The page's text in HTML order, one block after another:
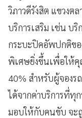
วิภาวดีรังสิต แขวงต
บริการเสริม เช่น บริ
กระบะปิคอัพปกติขอ
พิเศษยิ่งขึ้นเพื่อให้คุ
40% สำหรับผู้จองร
ได้จากค่าบริการที่ทุ
มอบให้กับคนขับ จะ